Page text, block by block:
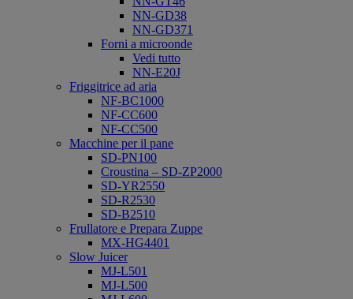
NN-GD38
NN-GD371
Forni a microonde
Vedi tutto
NN-E20J
Friggitrice ad aria
NF-BC1000
NF-CC600
NF-CC500
Macchine per il pane
SD-PN100
Croustina – SD-ZP2000
SD-YR2550
SD-R2530
SD-B2510
Frullatore e Prepara Zuppe
MX-HG4401
Slow Juicer
MJ-L501
MJ-L500